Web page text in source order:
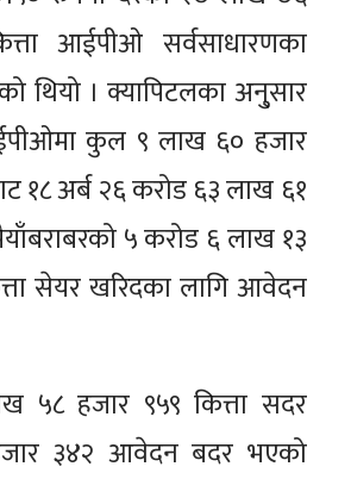
आईपीओ सर्वसाधारणका
थियो । क्यापिटलका अनु्सार
कुल ९ लाख ६० हजार
१८ अर्ब २६ करोड ६३ लाख ६१
५ करोड ६ लाख १३
सेयर खरिदका लागि आवेदन
५८ हजार ९५९ कित्ता सदर
३४२ आवेदन बदर भएको